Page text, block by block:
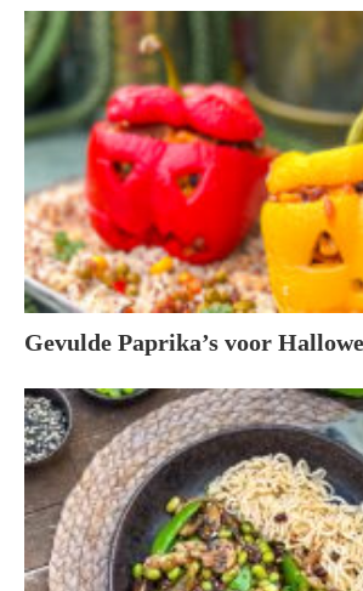
Gevulde Paprika’s voor